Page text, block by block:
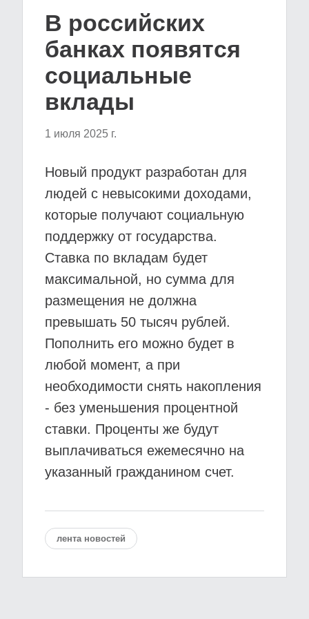
В российских
банках появятся
социальные
вклады
1 июля 2025 г.
Новый продукт разработан для
людей с невысокими доходами,
которые получают социальную
поддержку от государства.
Ставка по вкладам будет
максимальной, но сумма для
размещения не должна
превышать 50 тысяч рублей.
Пополнить его можно будет в
любой момент, а при
необходимости снять накопления
- без уменьшения процентной
ставки. Проценты же будут
выплачиваться ежемесячно на
указанный гражданином счет.
лента новостей